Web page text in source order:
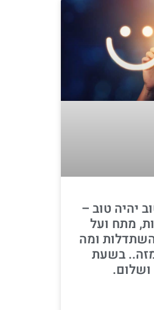
יהיה טוב –
מתח ועל
ומה
בשעת